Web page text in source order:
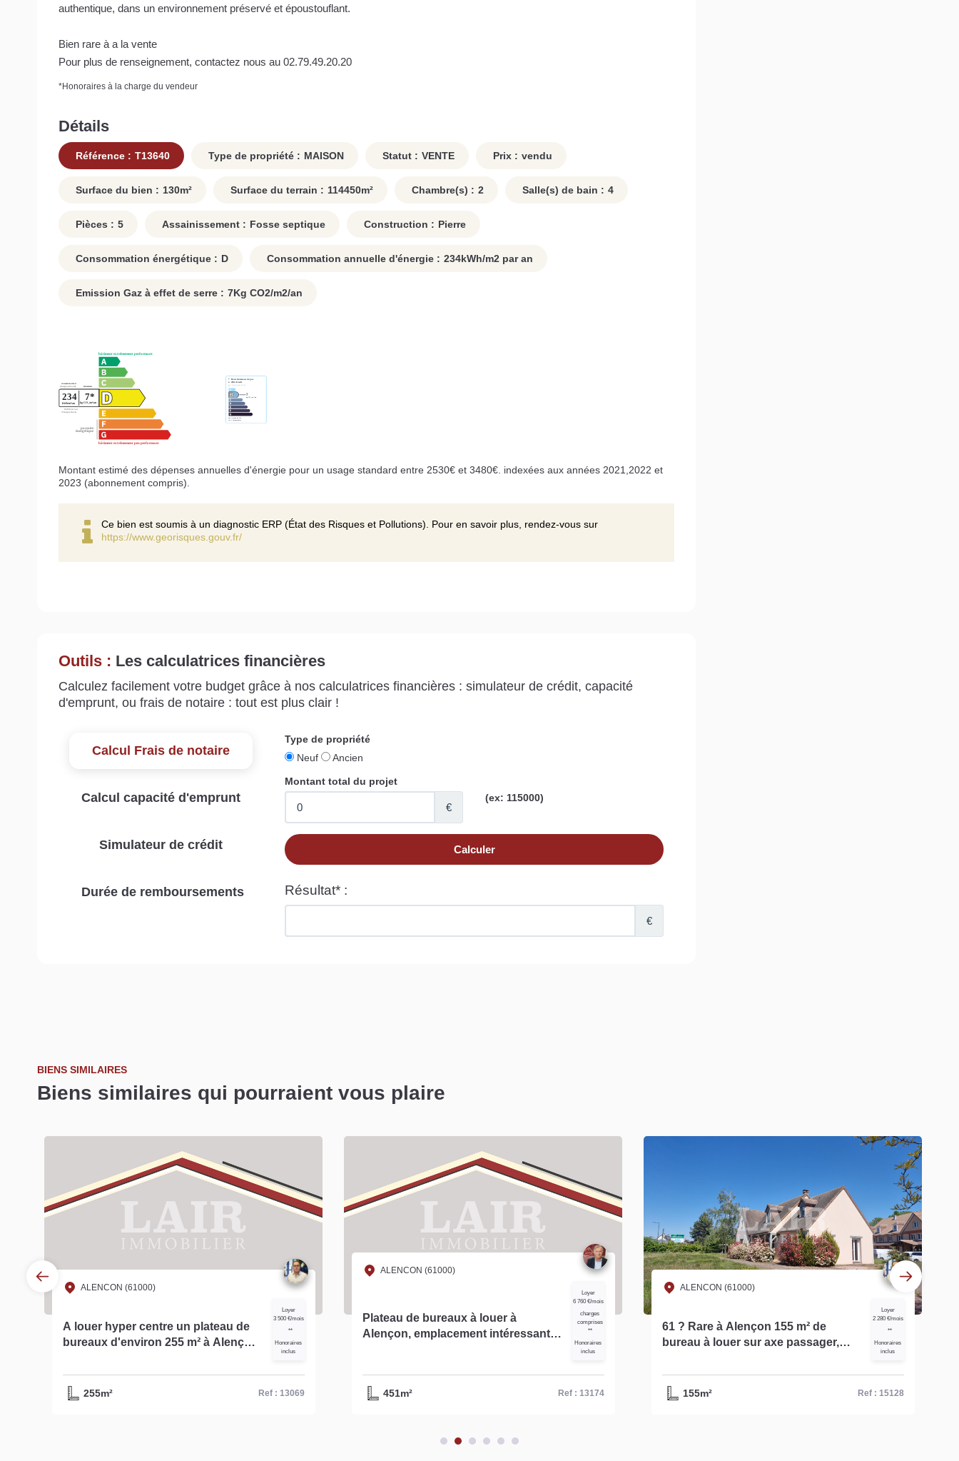
authentique, dans un environnement préservé et époustouflant.
Bien rare à a la vente
Pour plus de renseignement, contactez nous au 02.79.49.20.20
*Honoraires à la charge du vendeur
Détails
Référence : T13640 Type de propriété : MAISON Statut : VENTE Prix : vendu
Surface du bien : 130m² Surface du terrain : 114450m² Chambre(s) : 2 Salle(s) de bain : 4
Pièces : 5 Assainissement : Fosse septique Construction : Pierre
Consommation énergétique : D Consommation annuelle d'énergie : 234kWh/m2 par an
Emission Gaz à effet de serre : 7Kg CO2/m2/an
Montant estimé des dépenses annuelles d'énergie pour un usage standard entre 2530€ et 3480€. indexées aux années 2021,2022 et
2023 (abonnement compris).
Ce bien est soumis à un diagnostic ERP (État des Risques et Pollutions). Pour en savoir plus, rendez-vous sur
https://www.georisques.gouv.fr/
Outils : Les calculatrices financières
Calculez facilement votre budget grâce à nos calculatrices financières : simulateur de crédit, capacité
d'emprunt, ou frais de notaire : tout est plus clair !
Calcul Frais de notaire
Calcul capacité d'emprunt
Simulateur de crédit
Durée de remboursements
BIENS SIMILAIRES
Biens similaires qui pourraient vous plaire
ALENCON (61000)
A louer hyper centre un plateau de
bureaux d'environ 255 m² à Alençon
Loyer
3 500 €/mois
**
Honoraires
inclus
255m² Ref : 13069
ALENCON (61000)
Plateau de bureaux à louer à
Alençon, emplacement intéressant -
Loyer
6 760 €/mois
charges
comprises
**
Honoraires
inclus
451m² Ref : 13174
ALENCON (61000)
61 ? Rare à Alençon 155 m² de
bureau à louer sur axe passager,
réf 15128
Loyer
2 280 €/mois
**
Honoraires
inclus
155m² Ref : 15128